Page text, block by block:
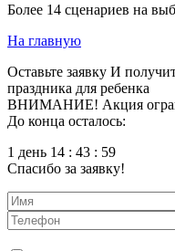
Более 14 сценариев на
На главную
Оставьте заявку И
праздника для ребенка
ВНИМАНИЕ! Акция
До конца осталось:
1 день 14 : 43 : 58
Спасибо за заявку!